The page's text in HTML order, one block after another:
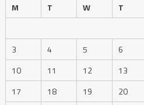
M
T W T
3
4 5 6
10
11 12 13
17
18 19 20